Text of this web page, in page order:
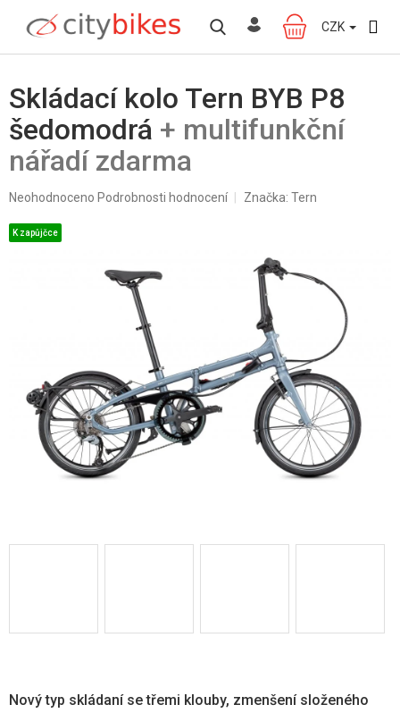
obsah
NÁKUPNÍ
KOŠÍK
CZK
Skládací kolo Tern BYB P8
šedomodrá + multifunkční
nářadí zdarma
Průměrné
produktu
je
Neohodnoceno Podrobnosti hodnocení Značka: Tern
K zapůjčce
Nový typ skládaní se třemi klouby, zmenšení složeného